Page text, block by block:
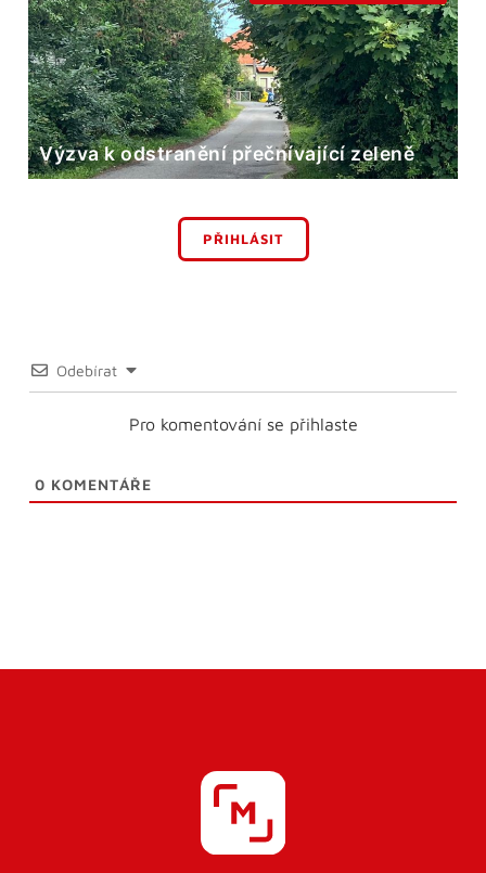
Výzva k odstranění přečnívající zeleně
PŘIHLÁSIT
Odebírat
Pro komentování se přihlaste
0 KOMENTÁŘE